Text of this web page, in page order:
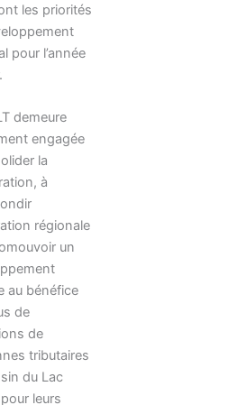
les priorités
pour l’année
demeure
engagée
la
à
régionale
un
au bénéfice
de
de
tributaires
du Lac
leurs